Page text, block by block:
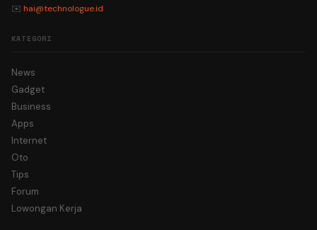
✉️ hai@technologue.id
KATEGORI
News
Gadget
Business
Apps
Internet
Oto
Tips
Forum
Lowongan Kerja